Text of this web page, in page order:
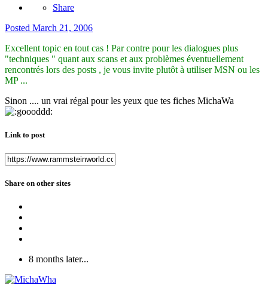
Share
Posted March 21, 2006
Excellent topic en tout cas ! Par contre pour les dialogues plus
"techniques " quant aux scans et aux problèmes éventuellement
rencontrés lors des posts , je vous invite plutôt à utiliser MSN ou les
MP ...
Sinon .... un vrai régal pour les yeux que tes fiches MichaWa
Link to post
Share on other sites
8 months later...